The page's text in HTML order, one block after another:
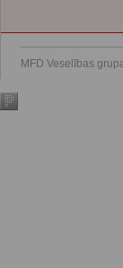
MFD Veselības